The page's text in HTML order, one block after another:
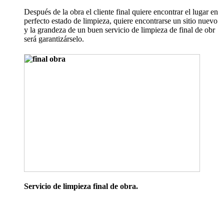
Después de la obra el cliente final quiere encontrar el lugar en
perfecto estado de limpieza, quiere encontrarse un sitio nuevo
y la grandeza de un buen servicio de limpieza de final de obr
será garantizárselo.
Servicio de limpieza final de obra.